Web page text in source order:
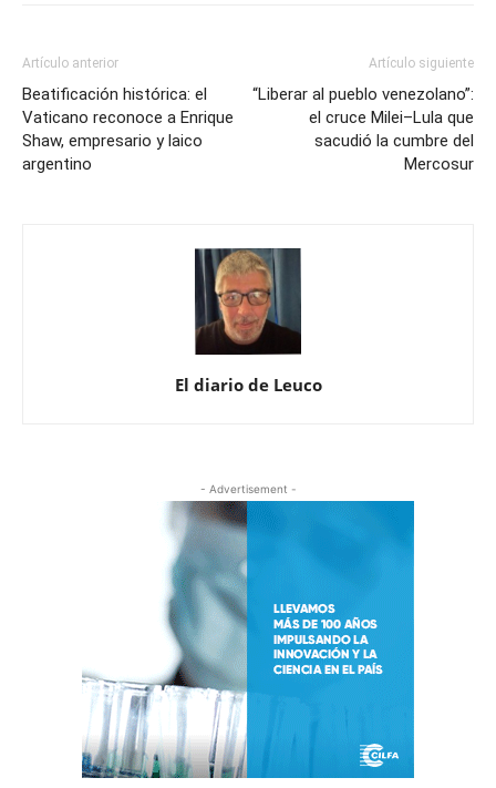
Artículo anterior
Beatificación histórica: el
Vaticano reconoce a Enrique
Shaw, empresario y laico
argentino
Artículo siguiente
“Liberar al pueblo venezolano”:
el cruce Milei–Lula que
sacudió la cumbre del
Mercosur
El diario de Leuco
- Advertisement -